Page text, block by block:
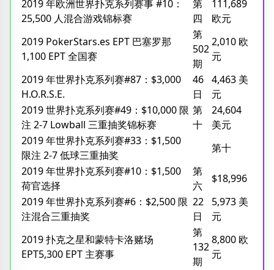
2019 年欧洲世界扑克系列赛事 #10：
25,500 人混合游戏锦标赛
第
四
111,689
欧元
2019 PokerStars.es EPT 巴塞罗那
1,100 EPT 全国赛
第
502
期
2,010 欧
元
2019 年世界扑克系列赛#87：$3,000
H.O.R.S.E.
46
日
4,463 美
元
2019 世界扑克系列赛#49：$10,000 限
注 2-7 Lowball 三重抽奖锦标赛
第
十
24,604
美元
2019 年世界扑克系列赛#33：$1,500
限注 2-7 低球三重抽奖
第十
2019 年世界扑克系列赛#10：$1,500
荷官选择
第
六
$18,996
2019 年世界扑克系列赛#6：$2,500 限
注混合三重抽奖
22
日
5,973 美
元
2019 扑克之星和蒙特卡洛赌场
EPT5,300 EPT 主赛事
第
132
期
8,800 欧
元